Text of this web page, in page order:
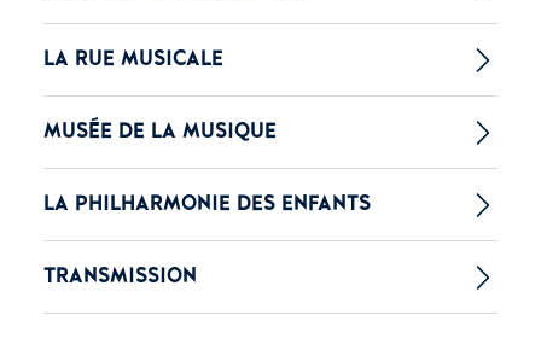
LA RUE MUSICALE
MUSÉE DE LA MUSIQUE
LA PHILHARMONIE DES ENFANTS
TRANSMISSION